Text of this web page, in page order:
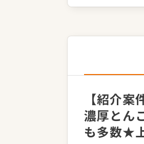
【紹介
濃厚とん
も多数★